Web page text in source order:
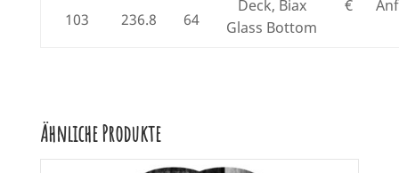
Deck, Biax
Glass Bottom
€
103 236.8 64
Ähnliche Produkte